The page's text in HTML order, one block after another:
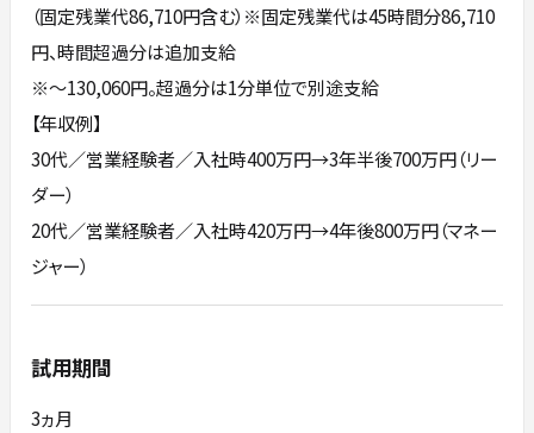
（固定残業代86,710円含む）※固定残業代は45時間分86,710
円、時間超過分は追加支給
※～130,060円。超過分は1分単位で別途支給
【年収例】
30代／営業経験者／入社時400万円→3年半後700万円（リー
ダー）
20代／営業経験者／入社時420万円→4年後800万円（マネー
ジャー）
試用期間
3ヵ月